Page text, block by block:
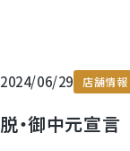
2024/06/29 店舗情報
脱・御中元宣言